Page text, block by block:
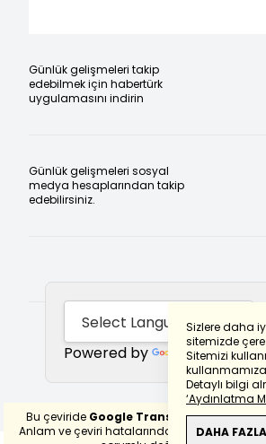
Sizlere daha
sitemizde
Sitemizi
Detaylı bilgi
‘Aydınlatma
DAHA
Günlük gelişmeleri takip
edebilmek için habertürk
uygulamasını indirin
Günlük gelişmeleri sosyal
medya hesaplarından takip
edebilirsiniz.
Powered by Translate
Bu çeviride Google Translete
Anlam ve çeviri hatalarından